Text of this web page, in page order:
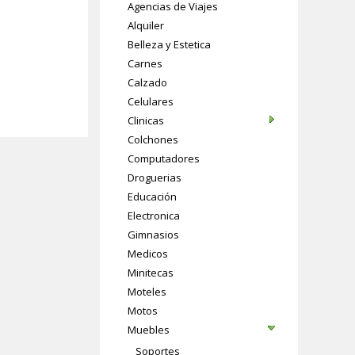
Agencias de Viajes
Alquiler
Belleza y Estetica
Carnes
Calzado
Celulares
Clinicas
Colchones
Computadores
Droguerias
Educación
Electronica
Gimnasios
Medicos
Minitecas
Moteles
Motos
Muebles
Soportes